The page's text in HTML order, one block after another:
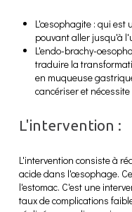
L'œsophagite : qui est
pouvant aller jusqu'à
L'endo-brachy-
traduire la
en muqueuse
cancériser et
L'intervention :
L'intervention consiste à
acide dans l'œsophage.
l'estomac. C'est une
taux de complications